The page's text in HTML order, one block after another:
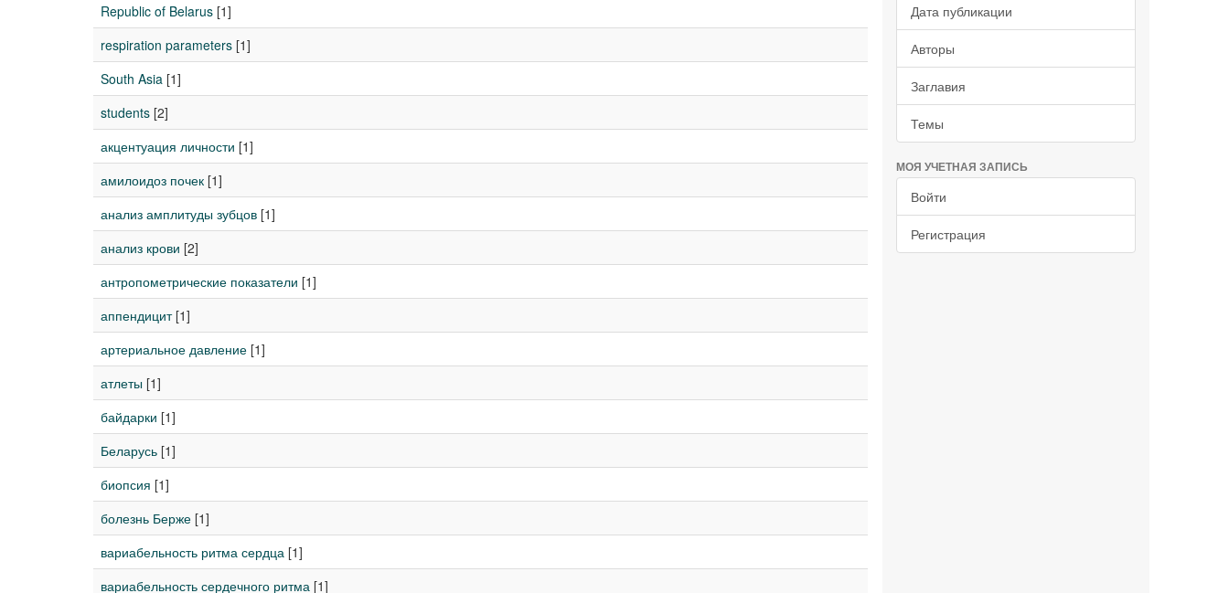
Republic of Belarus [1]
respiration parameters [1]
South Asia [1]
students [2]
акцентуация личности [1]
амилоидоз почек [1]
анализ амплитуды зубцов [1]
анализ крови [2]
антропометрические показатели [1]
аппендицит[1]
артериальное давление [1]
атлеты [1]
байдарки [1]
Беларусь [1]
биопсия [1]
болезнь Берже [1]
вариабельность ритма сердца [1]
вариабельность сердечного ритма [1]
Дата публикации
Авторы
Заглавия
Темы
МОЯ УЧЕТНАЯ ЗАПИСЬ
Войти
Регистрация